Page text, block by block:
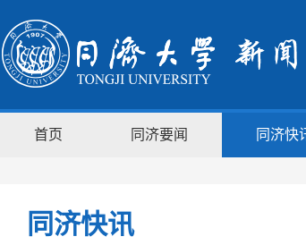
首页 同济要闻 同济快
同济快讯